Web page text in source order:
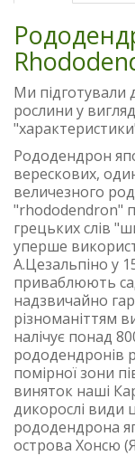
Ми підготували
рослини у
Рододендрон
верескових,
величезного
"rhododendron"
грецьких слів
уперше
А.Цезальпіно у
приваблюють
надзвичайно
різноманіттям
налічує понад
рододендронів
помірної зони
виняток наші
дикорослі види
рододендрона
острова Хонсю